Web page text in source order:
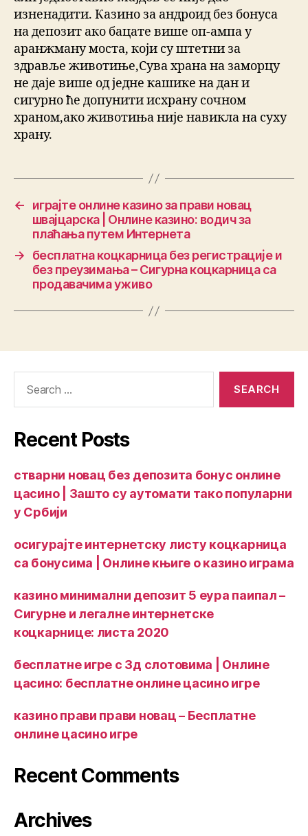
изненадити. Казино за андроид без бонуса
на депозит ако бацате више оп-ампа у
аранжману моста, који су штетни за
здравље животиње,Сува храна на заморцу
не даје више од једне кашике на дан и
сигурно ће допунити исхрану сочном
храном,ако животиња није навикла на суху
храну.
←
играјте онлине казино за прави новац
швајцарска | Онлине казино: водич за
плаћања путем Интернета
→
бесплатна коцкарница без регистрације и
без преузимања – Сигурна коцкарница са
продавачима уживо
Recent Posts
стварни новац без депозита бонус онлине
цасино | Зашто су аутомати тако популарни
у Србији
осигурајте интернетску листу коцкарница
са бонусима | Онлине књиге о казино играма
казино минимални депозит 5 еура паипал –
Сигурне и легалне интернетске
коцкарнице: листа 2020
бесплатне игре с 3д слотовима | Онлине
цасино: бесплатне онлине цасино игре
казино прави прави новац – Бесплатне
онлине цасино игре
Recent Comments
Archives